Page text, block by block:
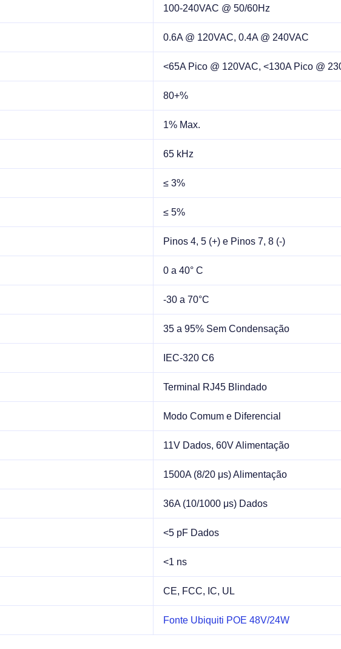
100-240VAC @ 50/60Hz
0.6A @ 120VAC, 0.4A @ 240VAC
<65A Pico @ 120VAC, <130A Pico @
80+%
1% Max.
65 kHz
≤ 3%
≤ 5%
Pinos 4, 5 (+) e Pinos 7, 8 (-)
0 a 40° C
-30 a 70°C
35 a 95% Sem Condensação
IEC-320 C6
Terminal RJ45 Blindado
Modo Comum e Diferencial
11V Dados, 60V Alimentação
1500A (8/20 μs) Alimentação
36A (10/1000 μs) Dados
<5 pF Dados
<1 ns
CE, FCC, IC, UL
Fonte Ubiquiti POE 48V/24W